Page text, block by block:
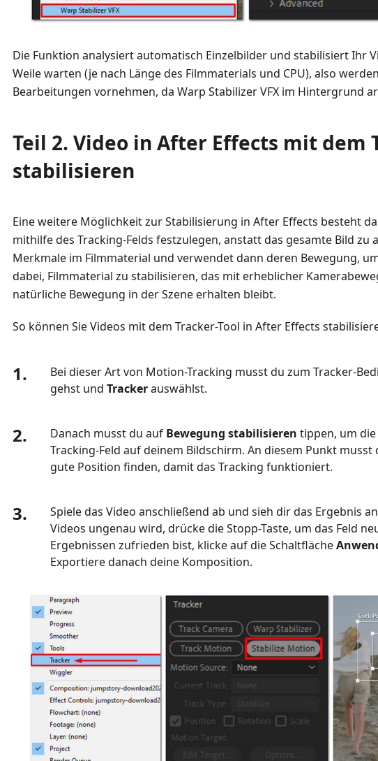
Die Funktion analysiert automatisch Einzelbilder und stabilisiert Ihr
Weile warten (je nach Länge des Filmmaterials und CPU), also
Bearbeitungen vornehmen, da Warp Stabilizer VFX im Hintergrund
Teil 2. Video in After Effects mit dem
stabilisieren
Eine weitere Möglichkeit zur Stabilisierung in After Effects besteht
mithilfe des Tracking-Felds festzulegen, anstatt das gesamte Bild zu
Merkmale im Filmmaterial und verwendet dann deren Bewegung,
dabei, Filmmaterial zu stabilisieren, das mit erheblicher
natürliche Bewegung in der Szene erhalten bleibt.
So können Sie Videos mit dem Tracker-Tool in After Effects
1. Bei dieser Art von Motion-Tracking musst du zum Tracker-
gehst und Trackerauswählst.
2. Danach musst du auf Bewegung stabilisieren tippen, um
Tracking-Feld auf deinem Bildschirm. An diesem Punkt
gute Position finden, damit das Tracking funktioniert.
3.
Spiele das Video anschließend ab und sieh dir das Ergebnis
Videos ungenau wird, drücke die Stopp-Taste, um das Feld
Ergebnissen zufrieden bist, klicke auf die Schaltfläche
Exportiere danach deine Komposition.